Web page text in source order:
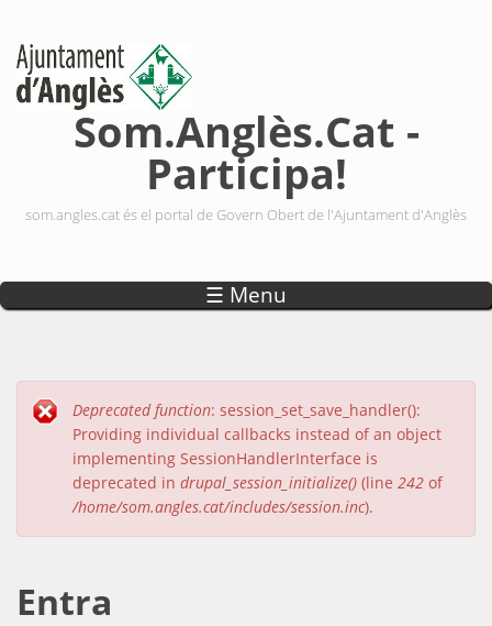
Som.Anglès.Cat -
Participa!
som.angles.cat és el portal de Govern Obert de l'Ajuntament d'Anglès
☰ Menu
Missatge d'error
Deprecated function: session_set_save_handler():
Providing individual callbacks instead of an object
implementing SessionHandlerInterface is
deprecated in drupal_session_initialize() (line 242 of
/home/som.angles.cat/includes/session.inc).
Entra